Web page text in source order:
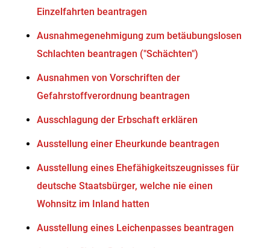
Einzelfahrten beantragen
Ausnahmegenehmigung zum betäubungslosen
Schlachten beantragen ("Schächten")
Ausnahmen von Vorschriften der
Gefahrstoffverordnung beantragen
Ausschlagung der Erbschaft erklären
Ausstellung einer Eheurkunde beantragen
Ausstellung eines Ehefähigkeitszeugnisses für
deutsche Staatsbürger, welche nie einen
Wohnsitz im Inland hatten
Ausstellung eines Leichenpasses beantragen